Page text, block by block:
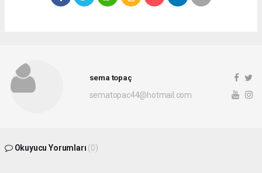
sema topaç
sematopac44@hotmail.com
Okuyucu Yorumları (0)